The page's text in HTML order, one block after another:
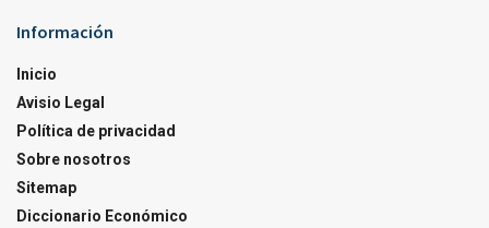
Información
Inicio
Avisio Legal
Política de privacidad
Sobre nosotros
Sitemap
Diccionario Económico